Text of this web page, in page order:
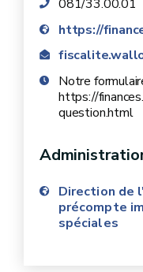
081/33.00.01
https://
Notre
https://
question.html
Direction de
précompte
spéciales